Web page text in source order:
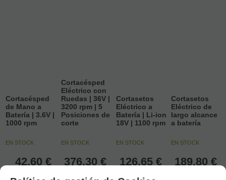
Cortacésped
de Mano a
Batería | 3.6V |
1000 rpm
EN STOCK
42,60 €
Cortacésped
Eléctrico con
Ruedas | 36V |
3200 rpm | 5
Posiciones de
corte
EN STOCK
376,30 €
Cortasetos
Eléctrico a
Batería | Li-ion
18V | 1100 rpm
EN STOCK
126,65 €
Cortasetos
Eléctrico de
largo alcance
a batería
EN STOCK
189,80 €